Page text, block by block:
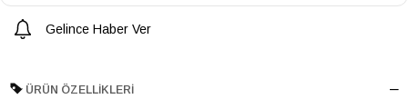
Gelince Haber Ver
ÜRÜN ÖZELLIKLERI